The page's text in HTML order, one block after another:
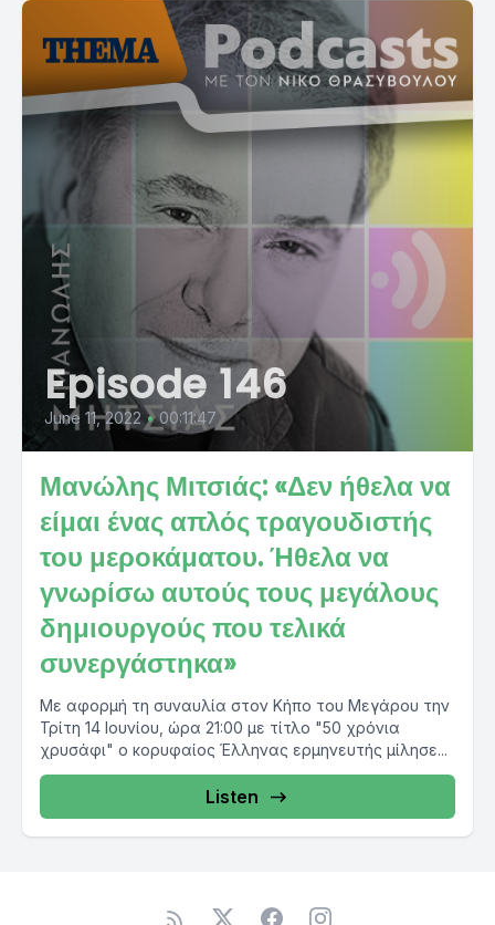
Episode 146
June 11, 2022 • 00:11:47
Μανώλης Μιτσιάς: «Δεν ήθελα να
είμαι ένας απλός τραγουδιστής
του μεροκάματου. Ήθελα να
γνωρίσω αυτούς τους μεγάλους
δημιουργούς που τελικά
συνεργάστηκα»
Με αφορμή τη συναυλία στον Κήπο του Μεγάρου την
Τρίτη 14 Ιουνίου, ώρα 21:00 με τίτλο "50 χρόνια
χρυσάφι" ο κορυφαίος Έλληνας ερμηνευτής μίλησε...
Listen